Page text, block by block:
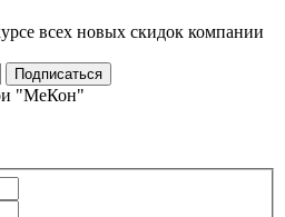
всех новых скидок компании
"МеКон"